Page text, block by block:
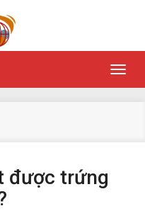
được trứng